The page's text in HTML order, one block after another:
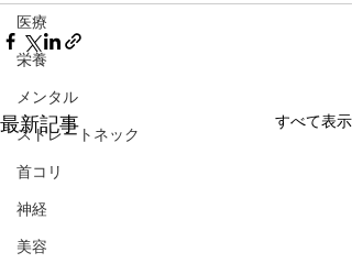
医療
栄養
メンタル
ストレートネック
首コリ
神経
美容
最新記事 すべて表示